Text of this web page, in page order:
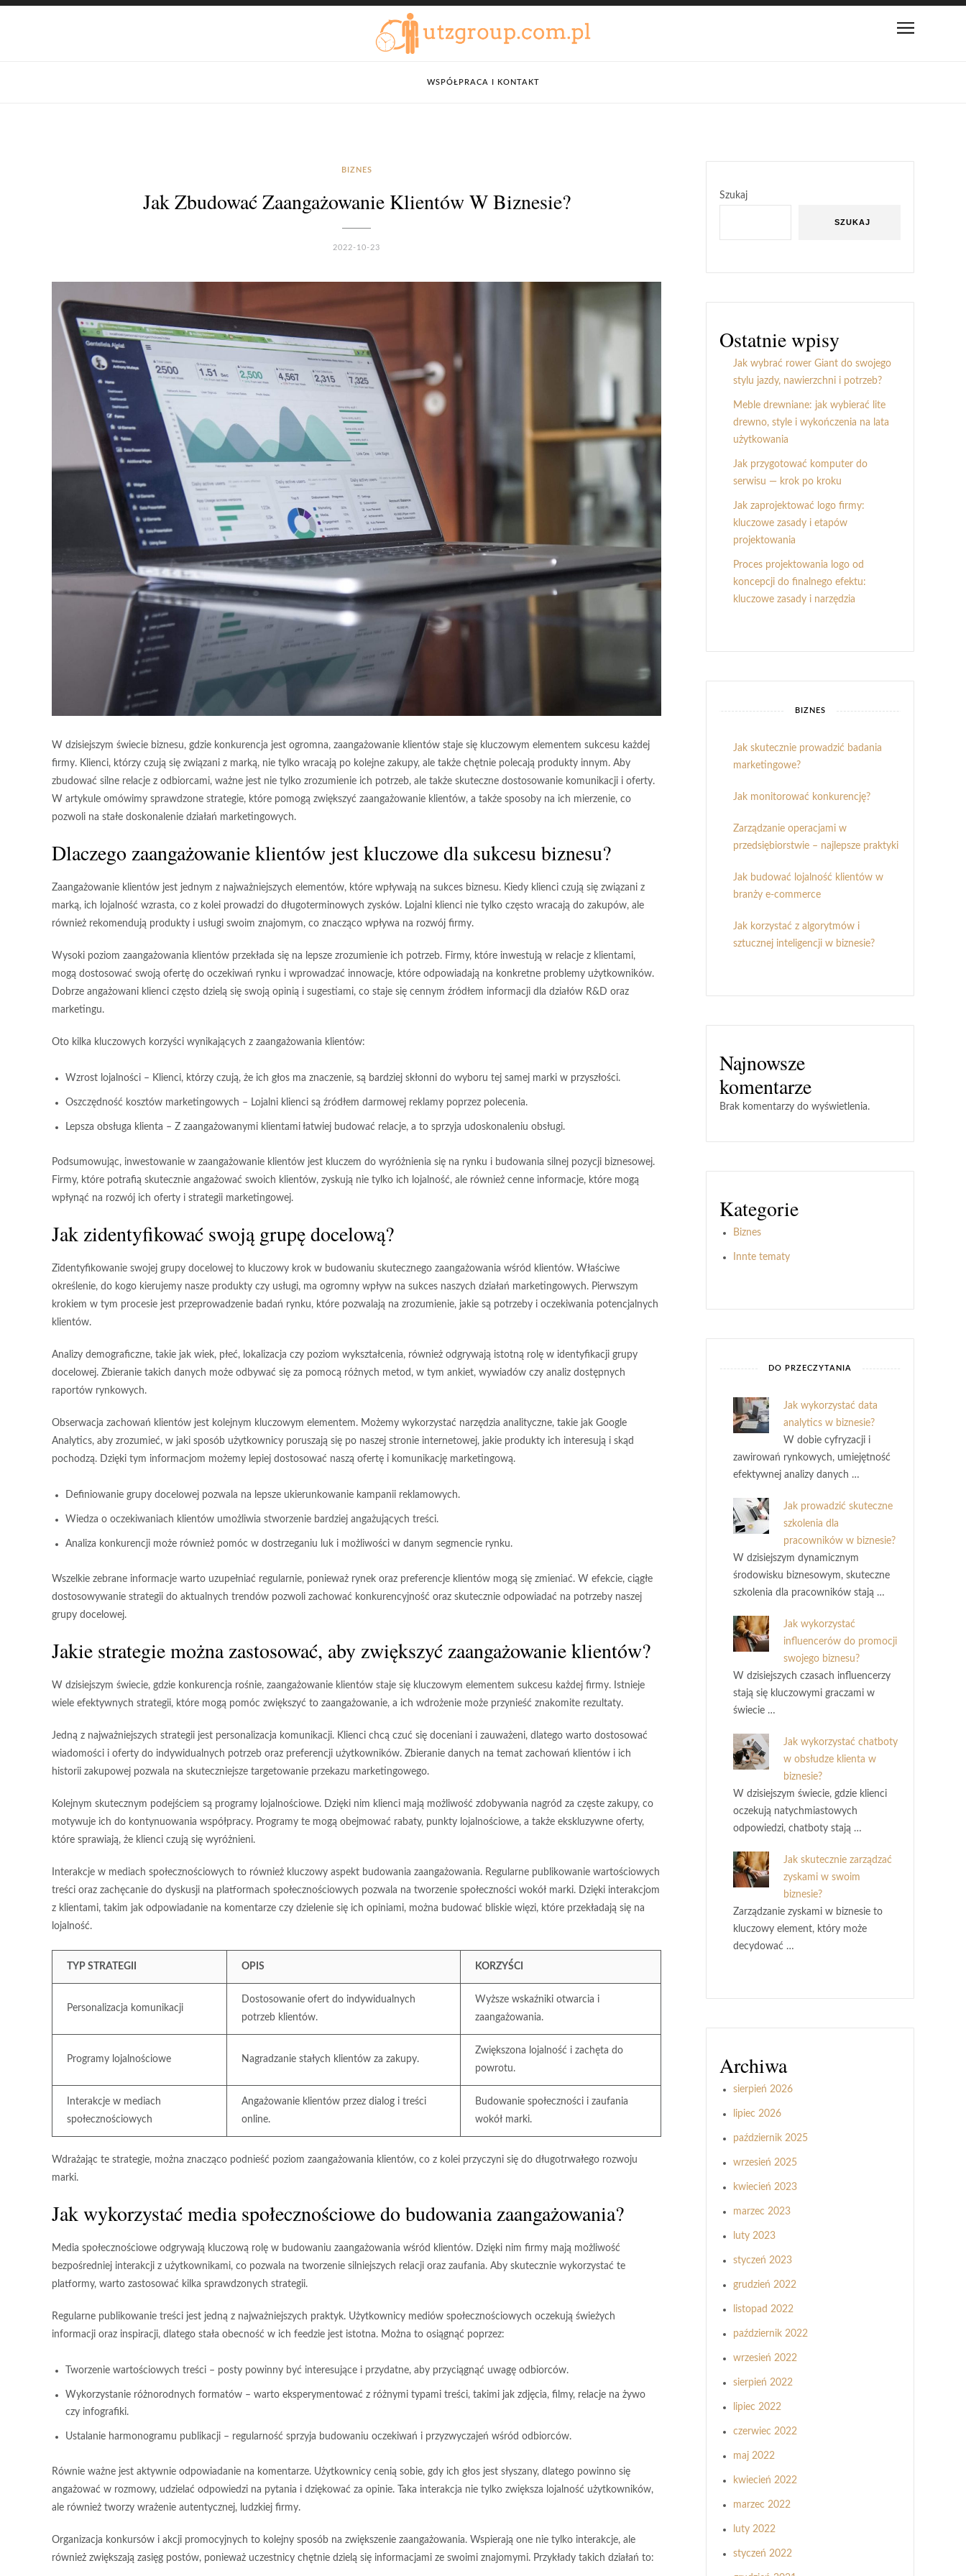
WSPÓŁPRACA I KONTAKT
BIZNES
Jak Zbudować Zaangażowanie Klientów W Biznesie?
2022-10-23
W dzisiejszym świecie biznesu, gdzie konkurencja jest ogromna, zaangażowanie klientów staje się kluczowym elementem sukcesu każdej
firmy. Klienci, którzy czują się związani z marką, nie tylko wracają po kolejne zakupy, ale także chętnie polecają produkty innym. Aby
zbudować silne relacje z odbiorcami, ważne jest nie tylko zrozumienie ich potrzeb, ale także skuteczne dostosowanie komunikacji i oferty.
W artykule omówimy sprawdzone strategie, które pomogą zwiększyć zaangażowanie klientów, a także sposoby na ich mierzenie, co
pozwoli na stałe doskonalenie działań marketingowych.
Dlaczego zaangażowanie klientów jest kluczowe dla sukcesu biznesu?
Zaangażowanie klientów jest jednym z najważniejszych elementów, które wpływają na sukces biznesu. Kiedy klienci czują się związani z
marką, ich lojalność wzrasta, co z kolei prowadzi do długoterminowych zysków. Lojalni klienci nie tylko często wracają do zakupów, ale
również rekomendują produkty i usługi swoim znajomym, co znacząco wpływa na rozwój firmy.
Wysoki poziom zaangażowania klientów przekłada się na lepsze zrozumienie ich potrzeb. Firmy, które inwestują w relacje z klientami,
mogą dostosować swoją ofertę do oczekiwań rynku i wprowadzać innowacje, które odpowiadają na konkretne problemy użytkowników.
Dobrze angażowani klienci często dzielą się swoją opinią i sugestiami, co staje się cennym źródłem informacji dla działów R&D oraz
marketingu.
Oto kilka kluczowych korzyści wynikających z zaangażowania klientów:
Wzrost lojalności – Klienci, którzy czują, że ich głos ma znaczenie, są bardziej skłonni do wyboru tej samej marki w przyszłości.
Oszczędność kosztów marketingowych – Lojalni klienci są źródłem darmowej reklamy poprzez polecenia.
Lepsza obsługa klienta – Z zaangażowanymi klientami łatwiej budować relacje, a to sprzyja udoskonaleniu obsługi.
Podsumowując, inwestowanie w zaangażowanie klientów jest kluczem do wyróżnienia się na rynku i budowania silnej pozycji biznesowej.
Firmy, które potrafią skutecznie angażować swoich klientów, zyskują nie tylko ich lojalność, ale również cenne informacje, które mogą
wpłynąć na rozwój ich oferty i strategii marketingowej.
Jak zidentyfikować swoją grupę docelową?
Zidentyfikowanie swojej grupy docelowej to kluczowy krok w budowaniu skutecznego zaangażowania wśród klientów. Właściwe
określenie, do kogo kierujemy nasze produkty czy usługi, ma ogromny wpływ na sukces naszych działań marketingowych. Pierwszym
krokiem w tym procesie jest przeprowadzenie badań rynku, które pozwalają na zrozumienie, jakie są potrzeby i oczekiwania potencjalnych
klientów.
Analizy demograficzne, takie jak wiek, płeć, lokalizacja czy poziom wykształcenia, również odgrywają istotną rolę w identyfikacji grupy
docelowej. Zbieranie takich danych może odbywać się za pomocą różnych metod, w tym ankiet, wywiadów czy analiz dostępnych
raportów rynkowych.
Obserwacja zachowań klientów jest kolejnym kluczowym elementem. Możemy wykorzystać narzędzia analityczne, takie jak Google
Analytics, aby zrozumieć, w jaki sposób użytkownicy poruszają się po naszej stronie internetowej, jakie produkty ich interesują i skąd
pochodzą. Dzięki tym informacjom możemy lepiej dostosować naszą ofertę i komunikację marketingową.
Definiowanie grupy docelowej pozwala na lepsze ukierunkowanie kampanii reklamowych.
Wiedza o oczekiwaniach klientów umożliwia stworzenie bardziej angażujących treści.
Analiza konkurencji może również pomóc w dostrzeganiu luk i możliwości w danym segmencie rynku.
Wszelkie zebrane informacje warto uzupełniać regularnie, ponieważ rynek oraz preferencje klientów mogą się zmieniać. W efekcie, ciągłe
dostosowywanie strategii do aktualnych trendów pozwoli zachować konkurencyjność oraz skutecznie odpowiadać na potrzeby naszej
grupy docelowej.
Jakie strategie można zastosować, aby zwiększyć zaangażowanie klientów?
W dzisiejszym świecie, gdzie konkurencja rośnie, zaangażowanie klientów staje się kluczowym elementem sukcesu każdej firmy. Istnieje
wiele efektywnych strategii, które mogą pomóc zwiększyć to zaangażowanie, a ich wdrożenie może przynieść znakomite rezultaty.
Jedną z najważniejszych strategii jest personalizacja komunikacji. Klienci chcą czuć się doceniani i zauważeni, dlatego warto dostosować
wiadomości i oferty do indywidualnych potrzeb oraz preferencji użytkowników. Zbieranie danych na temat zachowań klientów i ich
historii zakupowej pozwala na skuteczniejsze targetowanie przekazu marketingowego.
Kolejnym skutecznym podejściem są programy lojalnościowe. Dzięki nim klienci mają możliwość zdobywania nagród za częste zakupy, co
motywuje ich do kontynuowania współpracy. Programy te mogą obejmować rabaty, punkty lojalnościowe, a także ekskluzywne oferty,
które sprawiają, że klienci czują się wyróżnieni.
Interakcje w mediach społecznościowych to również kluczowy aspekt budowania zaangażowania. Regularne publikowanie wartościowych
treści oraz zachęcanie do dyskusji na platformach społecznościowych pozwala na tworzenie społeczności wokół marki. Dzięki interakcjom
z klientami, takim jak odpowiadanie na komentarze czy dzielenie się ich opiniami, można budować bliskie więzi, które przekładają się na
lojalność.
TYP STRATEGII OPIS KORZYŚCI
Personalizacja komunikacji
Dostosowanie ofert do indywidualnych
potrzeb klientów.
Wyższe wskaźniki otwarcia i
zaangażowania.
Programy lojalnościowe Nagradzanie stałych klientów za zakupy.
Zwiększona lojalność i zachęta do
powrotu.
Interakcje w mediach
społecznościowych
Angażowanie klientów przez dialog i treści
online.
Budowanie społeczności i zaufania
wokół marki.
Wdrażając te strategie, można znacząco podnieść poziom zaangażowania klientów, co z kolei przyczyni się do długotrwałego rozwoju
marki.
Jak wykorzystać media społecznościowe do budowania zaangażowania?
Media społecznościowe odgrywają kluczową rolę w budowaniu zaangażowania wśród klientów. Dzięki nim firmy mają możliwość
bezpośredniej interakcji z użytkownikami, co pozwala na tworzenie silniejszych relacji oraz zaufania. Aby skutecznie wykorzystać te
platformy, warto zastosować kilka sprawdzonych strategii.
Regularne publikowanie treści jest jedną z najważniejszych praktyk. Użytkownicy mediów społecznościowych oczekują świeżych
informacji oraz inspiracji, dlatego stała obecność w ich feedzie jest istotna. Można to osiągnąć poprzez:
Tworzenie wartościowych treści – posty powinny być interesujące i przydatne, aby przyciągnąć uwagę odbiorców.
Wykorzystanie różnorodnych formatów – warto eksperymentować z różnymi typami treści, takimi jak zdjęcia, filmy, relacje na żywo
czy infografiki.
Ustalanie harmonogramu publikacji – regularność sprzyja budowaniu oczekiwań i przyzwyczajeń wśród odbiorców.
Równie ważne jest aktywnie odpowiadanie na komentarze. Użytkownicy cenią sobie, gdy ich głos jest słyszany, dlatego powinno się
angażować w rozmowy, udzielać odpowiedzi na pytania i dziękować za opinie. Taka interakcja nie tylko zwiększa lojalność użytkowników,
ale również tworzy wrażenie autentycznej, ludzkiej firmy.
Organizacja konkursów i akcji promocyjnych to kolejny sposób na zwiększenie zaangażowania. Wspierają one nie tylko interakcje, ale
również zwiększają zasięg postów, ponieważ uczestnicy chętnie dzielą się informacjami ze swoimi znajomymi. Przykłady takich działań to:
Szukaj
SZUKAJ
Ostatnie wpisy
Jak wybrać rower Giant do swojego
stylu jazdy, nawierzchni i potrzeb?
Meble drewniane: jak wybierać lite
drewno, style i wykończenia na lata
użytkowania
Jak przygotować komputer do
serwisu — krok po kroku
Jak zaprojektować logo firmy:
kluczowe zasady i etapów
projektowania
Proces projektowania logo od
koncepcji do finalnego efektu:
kluczowe zasady i narzędzia
BIZNES
Jak skutecznie prowadzić badania
marketingowe?
Jak monitorować konkurencję?
Zarządzanie operacjami w
przedsiębiorstwie – najlepsze praktyki
Jak budować lojalność klientów w
branży e-commerce
Jak korzystać z algorytmów i
sztucznej inteligencji w biznesie?
Najnowsze
komentarze
Brak komentarzy do wyświetlenia.
Kategorie
Biznes
Innte tematy
DO PRZECZYTANIA
Jak wykorzystać data
analytics w biznesie?
W dobie cyfryzacji i
zawirowań rynkowych, umiejętność
efektywnej analizy danych …
Jak prowadzić skuteczne
szkolenia dla
pracowników w biznesie?
W dzisiejszym dynamicznym
środowisku biznesowym, skuteczne
szkolenia dla pracowników stają …
Jak wykorzystać
influencerów do promocji
swojego biznesu?
W dzisiejszych czasach influencerzy
stają się kluczowymi graczami w
świecie …
Jak wykorzystać chatboty
w obsłudze klienta w
biznesie?
W dzisiejszym świecie, gdzie klienci
oczekują natychmiastowych
odpowiedzi, chatboty stają …
Jak skutecznie zarządzać
zyskami w swoim
biznesie?
Zarządzanie zyskami w biznesie to
kluczowy element, który może
decydować …
Archiwa
sierpień 2026
lipiec 2026
październik 2025
wrzesień 2025
kwiecień 2023
marzec 2023
luty 2023
styczeń 2023
grudzień 2022
listopad 2022
październik 2022
wrzesień 2022
sierpień 2022
lipiec 2022
czerwiec 2022
maj 2022
kwiecień 2022
marzec 2022
luty 2022
styczeń 2022